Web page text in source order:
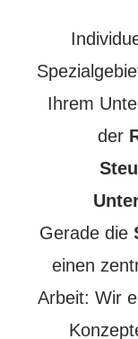
Ihrem
der
Gerade die
einen
Arbeit: Wir